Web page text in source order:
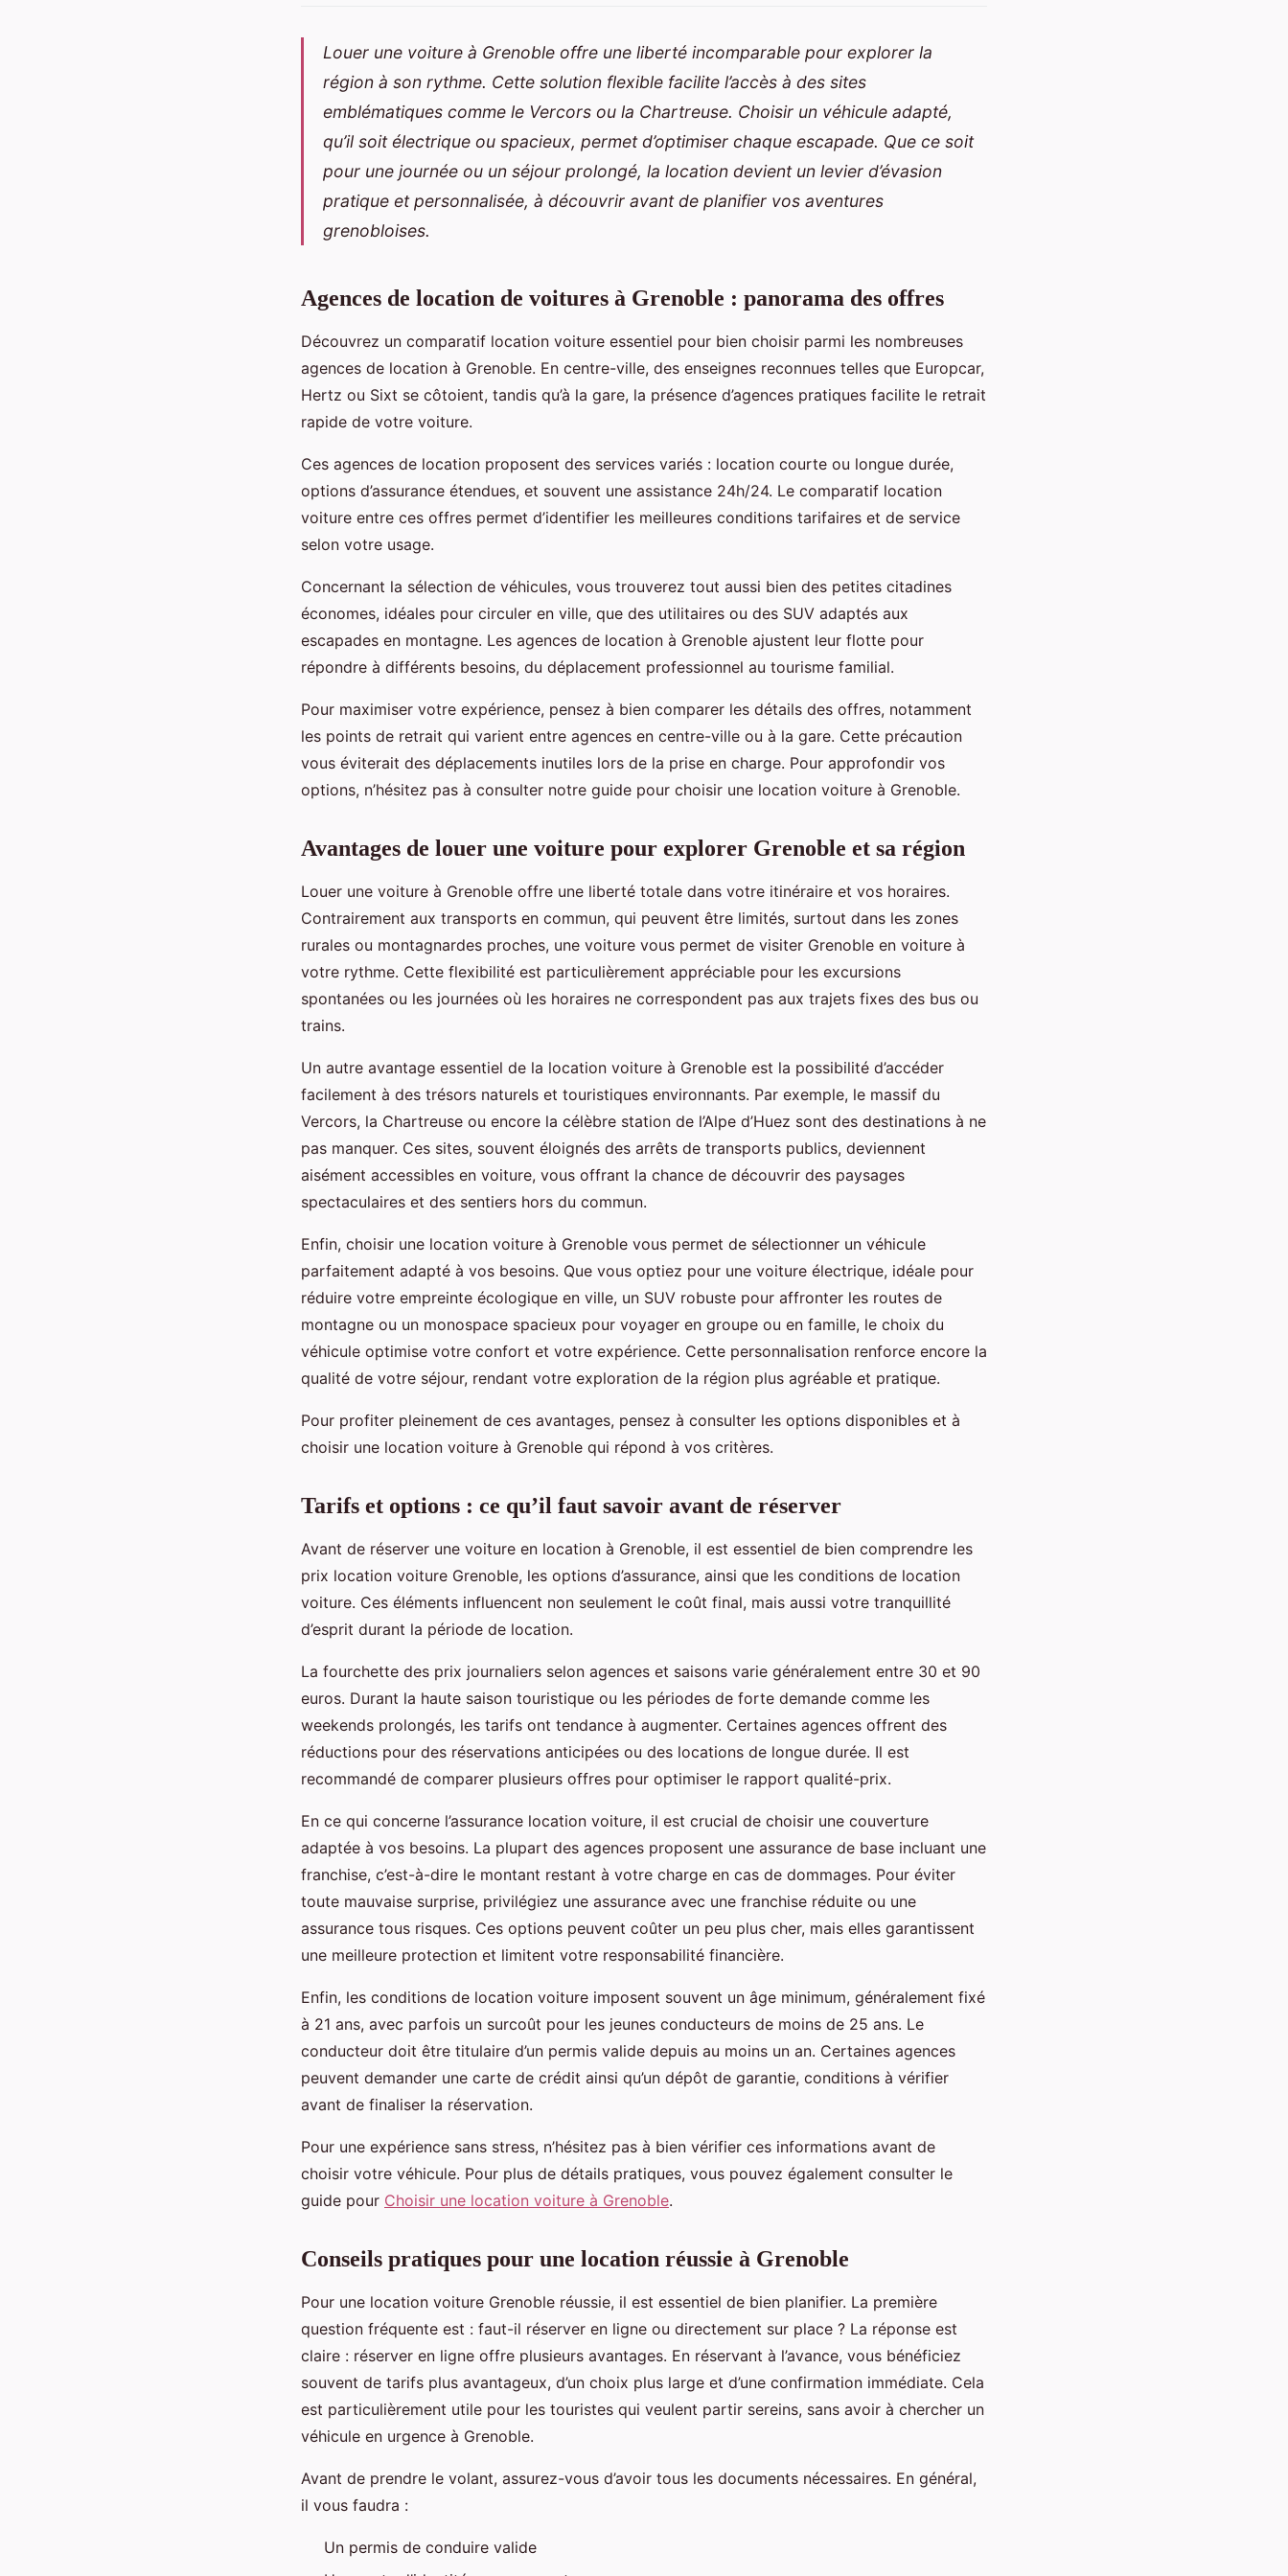
Louer une voiture à Grenoble offre une liberté incomparable pour explorer la
région à son rythme. Cette solution flexible facilite l’accès à des sites
emblématiques comme le Vercors ou la Chartreuse. Choisir un véhicule adapté,
qu’il soit électrique ou spacieux, permet d’optimiser chaque escapade. Que ce soit
pour une journée ou un séjour prolongé, la location devient un levier d’évasion
pratique et personnalisée, à découvrir avant de planifier vos aventures
grenobloises.
Agences de location de voitures à Grenoble : panorama des offres
Découvrez un comparatif location voiture essentiel pour bien choisir parmi les nombreuses
agences de location à Grenoble. En centre-ville, des enseignes reconnues telles que Europcar,
Hertz ou Sixt se côtoient, tandis qu’à la gare, la présence d’agences pratiques facilite le retrait
rapide de votre voiture.
Ces agences de location proposent des services variés : location courte ou longue durée,
options d’assurance étendues, et souvent une assistance 24h/24. Le comparatif location
voiture entre ces offres permet d’identifier les meilleures conditions tarifaires et de service
selon votre usage.
Concernant la sélection de véhicules, vous trouverez tout aussi bien des petites citadines
économes, idéales pour circuler en ville, que des utilitaires ou des SUV adaptés aux
escapades en montagne. Les agences de location à Grenoble ajustent leur flotte pour
répondre à différents besoins, du déplacement professionnel au tourisme familial.
Pour maximiser votre expérience, pensez à bien comparer les détails des offres, notamment
les points de retrait qui varient entre agences en centre-ville ou à la gare. Cette précaution
vous éviterait des déplacements inutiles lors de la prise en charge. Pour approfondir vos
options, n’hésitez pas à consulter notre guide pour choisir une location voiture à Grenoble.
Avantages de louer une voiture pour explorer Grenoble et sa région
Louer une voiture à Grenoble offre une liberté totale dans votre itinéraire et vos horaires.
Contrairement aux transports en commun, qui peuvent être limités, surtout dans les zones
rurales ou montagnardes proches, une voiture vous permet de visiter Grenoble en voiture à
votre rythme. Cette flexibilité est particulièrement appréciable pour les excursions
spontanées ou les journées où les horaires ne correspondent pas aux trajets fixes des bus ou
trains.
Un autre avantage essentiel de la location voiture à Grenoble est la possibilité d’accéder
facilement à des trésors naturels et touristiques environnants. Par exemple, le massif du
Vercors, la Chartreuse ou encore la célèbre station de l’Alpe d’Huez sont des destinations à ne
pas manquer. Ces sites, souvent éloignés des arrêts de transports publics, deviennent
aisément accessibles en voiture, vous offrant la chance de découvrir des paysages
spectaculaires et des sentiers hors du commun.
Enfin, choisir une location voiture à Grenoble vous permet de sélectionner un véhicule
parfaitement adapté à vos besoins. Que vous optiez pour une voiture électrique, idéale pour
réduire votre empreinte écologique en ville, un SUV robuste pour affronter les routes de
montagne ou un monospace spacieux pour voyager en groupe ou en famille, le choix du
véhicule optimise votre confort et votre expérience. Cette personnalisation renforce encore la
qualité de votre séjour, rendant votre exploration de la région plus agréable et pratique.
Pour profiter pleinement de ces avantages, pensez à consulter les options disponibles et à
choisir une location voiture à Grenoble qui répond à vos critères.
Tarifs et options : ce qu’il faut savoir avant de réserver
Avant de réserver une voiture en location à Grenoble, il est essentiel de bien comprendre les
prix location voiture Grenoble, les options d’assurance, ainsi que les conditions de location
voiture. Ces éléments influencent non seulement le coût final, mais aussi votre tranquillité
d’esprit durant la période de location.
La fourchette des prix journaliers selon agences et saisons varie généralement entre 30 et 90
euros. Durant la haute saison touristique ou les périodes de forte demande comme les
weekends prolongés, les tarifs ont tendance à augmenter. Certaines agences offrent des
réductions pour des réservations anticipées ou des locations de longue durée. Il est
recommandé de comparer plusieurs offres pour optimiser le rapport qualité-prix.
En ce qui concerne l’assurance location voiture, il est crucial de choisir une couverture
adaptée à vos besoins. La plupart des agences proposent une assurance de base incluant une
franchise, c’est-à-dire le montant restant à votre charge en cas de dommages. Pour éviter
toute mauvaise surprise, privilégiez une assurance avec une franchise réduite ou une
assurance tous risques. Ces options peuvent coûter un peu plus cher, mais elles garantissent
une meilleure protection et limitent votre responsabilité financière.
Enfin, les conditions de location voiture imposent souvent un âge minimum, généralement fixé
à 21 ans, avec parfois un surcoût pour les jeunes conducteurs de moins de 25 ans. Le
conducteur doit être titulaire d’un permis valide depuis au moins un an. Certaines agences
peuvent demander une carte de crédit ainsi qu’un dépôt de garantie, conditions à vérifier
avant de finaliser la réservation.
Pour une expérience sans stress, n’hésitez pas à bien vérifier ces informations avant de
choisir votre véhicule. Pour plus de détails pratiques, vous pouvez également consulter le
guide pour Choisir une location voiture à Grenoble.
Conseils pratiques pour une location réussie à Grenoble
Pour une location voiture Grenoble réussie, il est essentiel de bien planifier. La première
question fréquente est : faut-il réserver en ligne ou directement sur place ? La réponse est
claire : réserver en ligne offre plusieurs avantages. En réservant à l’avance, vous bénéficiez
souvent de tarifs plus avantageux, d’un choix plus large et d’une confirmation immédiate. Cela
est particulièrement utile pour les touristes qui veulent partir sereins, sans avoir à chercher un
véhicule en urgence à Grenoble.
Avant de prendre le volant, assurez-vous d’avoir tous les documents nécessaires. En général,
il vous faudra :
Un permis de conduire valide